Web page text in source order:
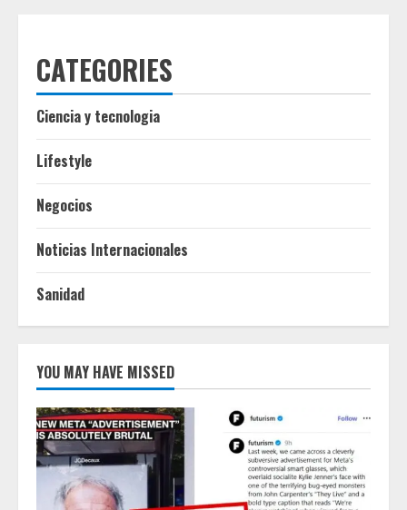
CATEGORIES
Ciencia y tecnologia
Lifestyle
Negocios
Noticias Internacionales
Sanidad
YOU MAY HAVE MISSED